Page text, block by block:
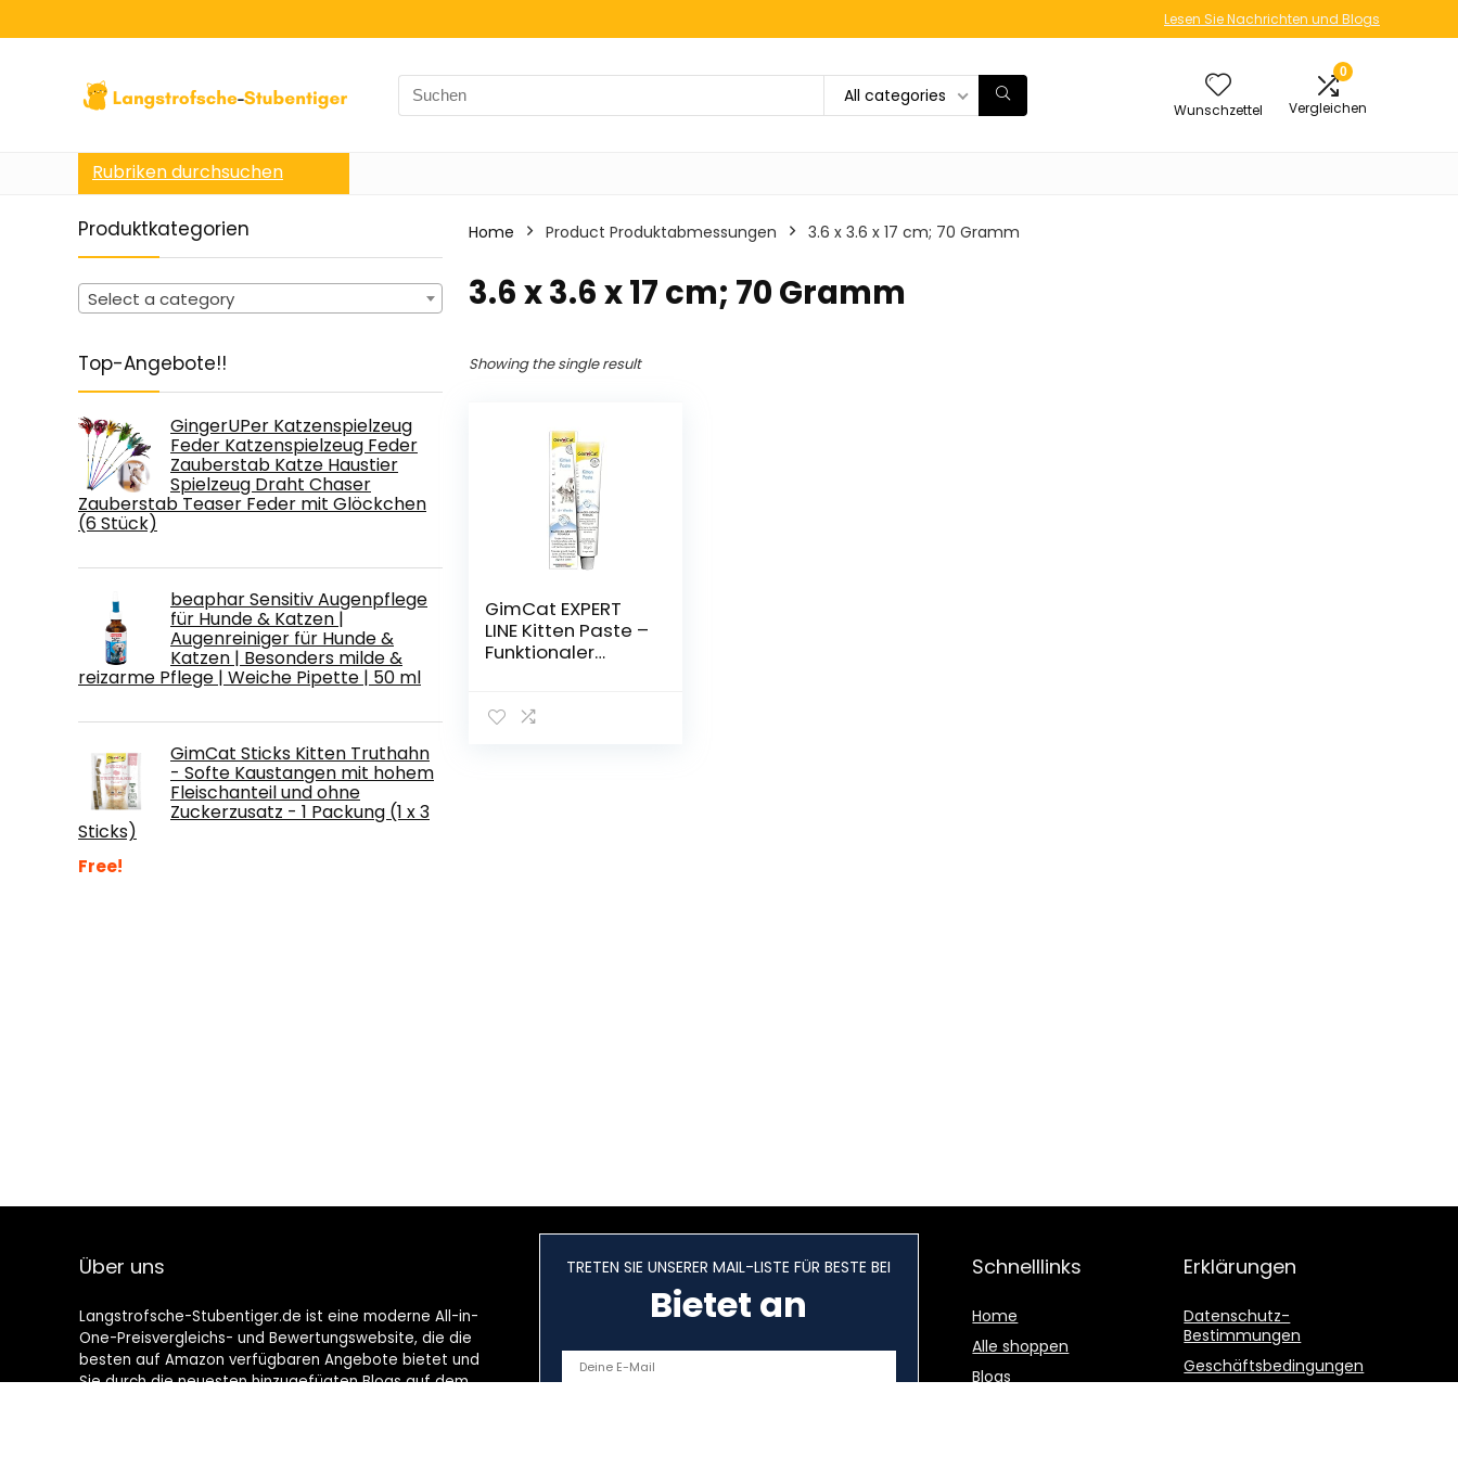
Lesen Sie Nachrichten und Blogs
Search
for:
All categories
Wunschzettel
0
Vergleichen
Rubriken durchsuchen
Produktkategorien
Select a category
Top-Angebote!!
GingerUPer Katzenspielzeug
Feder Katzenspielzeug Feder
Zauberstab Katze Haustier
Spielzeug Draht Chaser
Zauberstab Teaser Feder mit Glöckchen
(6 Stück)
beaphar Sensitiv Augenpflege
für Hunde & Katzen |
Augenreiniger für Hunde &
Katzen | Besonders milde &
reizarme Pflege | Weiche Pipette | 50 ml
GimCat Sticks Kitten Truthahn
- Softe Kaustangen mit hohem
Fleischanteil und ohne
Zuckerzusatz - 1 Packung (1 x 3
Sticks)
Free!
Home Product Produktabmessungen ‎3.6 x 3.6 x 17 cm; 70 Gramm
‎3.6 x 3.6 x 17 cm; 70 Gramm
Showing the single result
GimCat EXPERT
LINE Kitten Paste –
Funktionaler
Entwicklung von
Über uns
Langstrofsche-Stubentiger.de ist eine moderne All-in-
One-Preisvergleichs- und Bewertungswebsite, die die
besten auf Amazon verfügbaren Angebote bietet und
Sie durch die neuesten hinzugefügten Blogs auf dem
TRETEN SIE UNSERER MAIL-LISTE FÜR BESTE BEI
Bietet an
Schnelllinks
Home
Alle shoppen
Blogs
Erklärungen
Datenschutz-
Bestimmungen
Geschäftsbedingungen